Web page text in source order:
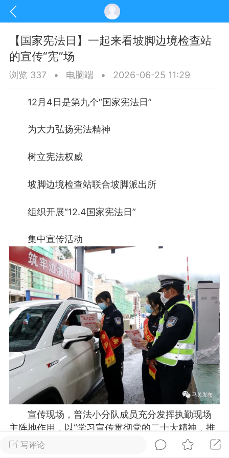
印象文山 商务服务 家政服务
问答
网络
Lv 6
28 17:58
电脑端 公开内容
，我来了
锡
0 2.35w
生活在线
VIP 7
28 12:59
公开内容
：街巷间的爽滑滋味
山街巷，米线摊前已排起长队。老板娘
有的米线放进沸水，“米线要选白亮柔韧
写评论
【国家宪法日】一起来看坡脚边境检查站
的宣传“宪”场
浏览 337 • 电脑端 • 2026-06-25 11:29
12月4日是第九个“国家宪法日”
为大力弘扬宪法精神
树立宪法权威
坡脚边境检查站联合坡脚派出所
组织开展“12.4国家宪法日”
集中宣传活动
宣传现场，普法小分队成员充分发挥执勤现场
主阵地作用，以“学习宣传贯彻党的二十大精神，推
动全面贯彻实施宪法”为主题，紧紧围绕宪法相关内